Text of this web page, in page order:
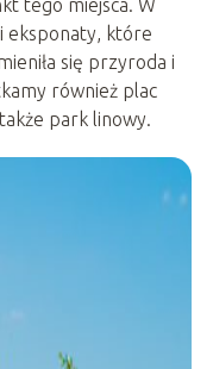
tego miejsca. W
i eksponaty, które
się przyroda i
również plac
park linowy.